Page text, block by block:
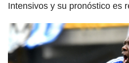
Intensivos y su pronóstico es